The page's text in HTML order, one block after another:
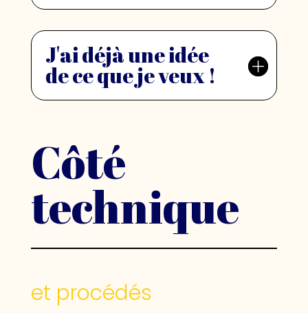
J'ai déjà une idée
de ce que je veux !
Côté
technique
et procédés